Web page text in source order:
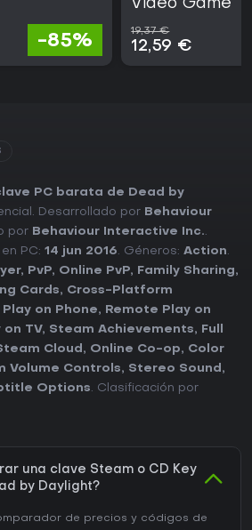
-85%
Video Game
19,37 €
12,59 €
PC barata de Dead by
Desarrollado por Behaviour
por Behaviour Interactive Inc..
PC: 14 jun 2016. Géneros: Action.
, PvP, Online PvP, Family Sharing,
Cards, Cross-Platform
Play on Phone,
Remote Play on
on TV, Steam Achievements,
Full
Cloud , Online Co-op, Color
Volume Controls, Stereo Sound ,
Options. Clasificación por
una clave Steam o CD Key
by Daylight?
de precios y códigos de